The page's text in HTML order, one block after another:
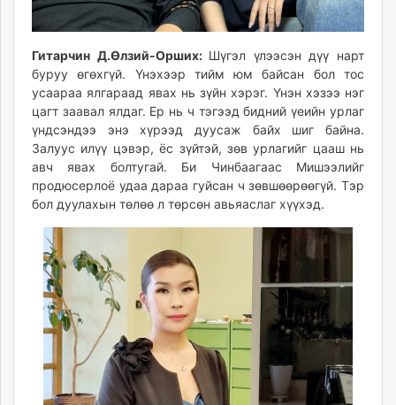
Гитарчин Д.Өлзий-Орших: Шүгэл үлээсэн дүү нарт
буруу өгөхгүй. Үнэхээр тийм юм байсан бол тос
усаараа ялгараад явах нь зүйн хэрэг. Үнэн хэзээ нэг
цагт заавал ялдаг. Ер нь ч тэгээд бидний үеийн урлаг
үндсэндээ энэ хүрээд дуусаж байх шиг байна.
Залуус илүү цэвэр, ёс зүйтэй, зөв урлагийг цааш нь
авч явах болтугай. Би Чинбаагаас Мишээлийг
продюсерлоё удаа дараа гуйсан ч зөвшөөрөөгүй. Тэр
бол дуулахын төлөө л төрсөн авьяаслаг хүүхэд.